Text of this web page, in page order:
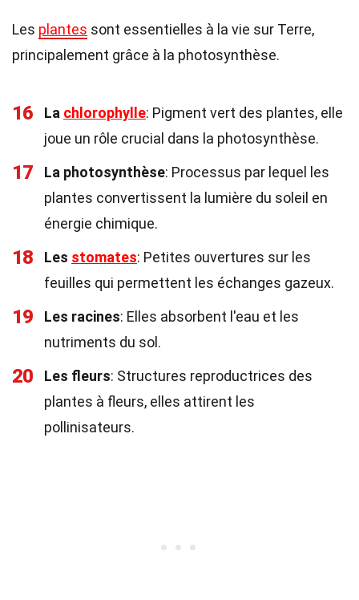
Les plantes sont essentielles à la vie sur Terre,
principalement grâce à la photosynthèse.
16 La chlorophylle: Pigment vert des plantes, elle
joue un rôle crucial dans la photosynthèse.
17 La photosynthèse: Processus par lequel les
plantes convertissent la lumière du soleil en
énergie chimique.
18 Les stomates: Petites ouvertures sur les
feuilles qui permettent les échanges gazeux.
19 Les racines: Elles absorbent l'eau et les
nutriments du sol.
20 Les fleurs: Structures reproductrices des
plantes à fleurs, elles attirent les
pollinisateurs.